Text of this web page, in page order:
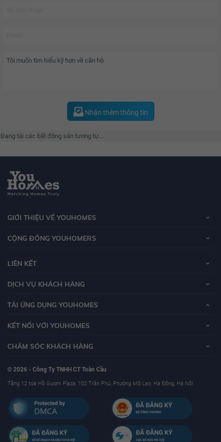
sang trọng với tầm nhìn tuyệt đẹp hướng công viên và sông xanh đem lại
hồ bơi có mái che cùng bể Jacuzzi, yên tâm với hệ thống y tế của bệnh viện
Chủ đầu tư?
đoàn kinh tế tư nhấn lớn nhất Việt Nam hiện nay.
trong lĩnh vực bất động sản. VinGroup thành lập năm 1993 với tiền thân là
Vincom. Qua hơn 14 năm hoạt động, đến thời điểm hiện tại công ty đã trở
Nhận thêm thông tin
tải các bất động sản tương tự....
GIỚI THIỆU VỀ YOUHOMES
CỘNG ĐỒNG YOUHOMERS
LIÊN KẾT
DỊCH VỤ KHÁCH HÀNG
TẢI ỨNG DỤNG YOUHOMES
KẾT NỐI VỚI YOUHOMES
CHĂM SÓC KHÁCH HÀNG
© 2026 - Công Ty TNHH CT Toàn Cầu
Tầng 12 toà Hồ Gươm Plaza, 102 Trần Phú, Phường Mộ Lao, Hà Đông, Hà Nội